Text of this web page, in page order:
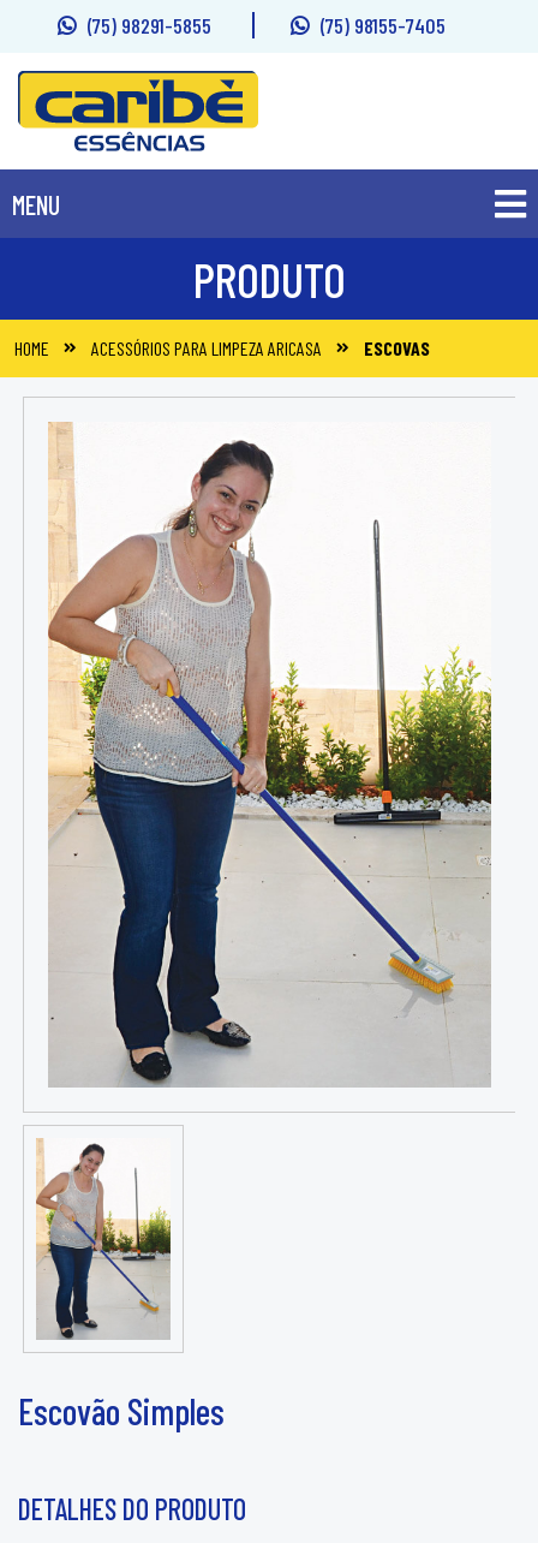
(75) 98291-5855 (75) 98155-7405
MENU
FALE CONOSCO
PRODUTO
HOME ACESSÓRIOS PARA LIMPEZA ARICASA ESCOVAS
Escovão Simples
DETALHES DO PRODUTO